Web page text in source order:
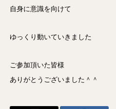
自身に意識を向けて
ゆっくり動いていきました
ご参加頂いた皆様
ありがとうございました＾＾